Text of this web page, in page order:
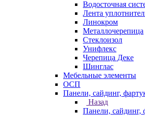
Водосточная
Лента
Линокром
Металлочерепица
Стеклоизол
Унифлекс
Черепица Деке
Шинглас
Мебельные элементы
ОСП
Панели, сайдинг,
Назад
Панели, сайдинг,